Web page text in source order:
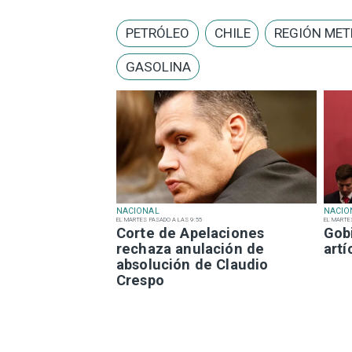
NACIONAL
EL MARTES PASADO A LAS 9:55
Corte de Apelaciones
rechaza anulación de
absolución de Claudio
Crespo
EL
PETRÓLEO CHILE REGIÓN
GASOLINA